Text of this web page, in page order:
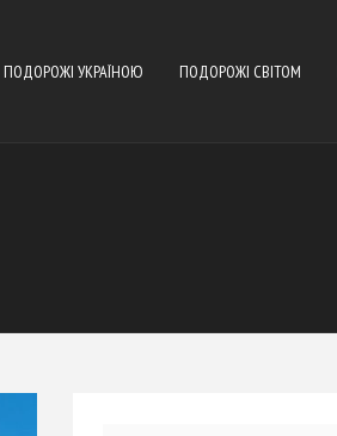
ПОДОРОЖІ УКРАЇНОЮ ПОДОРОЖІ СВІТОМ